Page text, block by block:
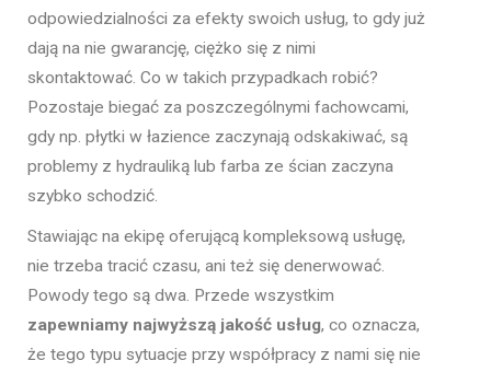
odpowiedzialności za efekty swoich usług, to gdy już
dają na nie gwarancję, ciężko się z nimi
skontaktować. Co w takich przypadkach robić?
Pozostaje biegać za poszczególnymi fachowcami,
gdy np. płytki w łazience zaczynają odskakiwać, są
problemy z hydrauliką lub farba ze ścian zaczyna
szybko schodzić.
Stawiając na ekipę oferującą kompleksową usługę,
nie trzeba tracić czasu, ani też się denerwować.
Powody tego są dwa. Przede wszystkim
zapewniamy najwyższą jakość usług, co oznacza,
że tego typu sytuacje przy współpracy z nami się nie